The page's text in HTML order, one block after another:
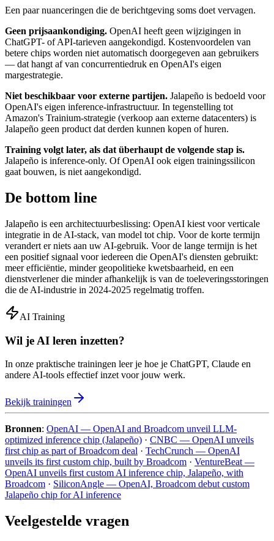
Een paar nuanceringen die de berichtgeving soms doet vervagen.
Geen prijsaankondiging. OpenAI heeft geen wijzigingen in
ChatGPT- of API-tarieven aangekondigd. Kostenvoordelen van
betere chips worden niet automatisch doorgegeven aan gebruikers
— dat hangt af van concurrentiedruk en OpenAI's eigen
margestrategie.
Niet beschikbaar voor externe partijen. Jalapeño is bedoeld voor
OpenAI's eigen inference-infrastructuur. In tegenstelling tot
Amazon's Trainium-strategie (verkoop aan externe datacenters) is
Jalapeño geen product dat derden kunnen kopen of huren.
Training volgt later, als dat überhaupt de volgende stap is.
Jalapeño is inference-only. Of OpenAI ook eigen trainingssilicon
gaat bouwen, is niet aangekondigd.
De bottom line
Jalapeño is een architectuurbeslissing: OpenAI kiest voor verticale
integratie in de AI-stack, van model tot chip. Voor de korte termijn
verandert er niets aan uw AI-gebruik. Voor de lange termijn is het
een positief signaal voor iedereen die OpenAI's diensten gebruikt:
meer efficiëntie, minder geopolitieke kwetsbaarheid, en een
dienstverlener die minder afhankelijk is van de toeleveringsstoringen
die de AI-industrie in 2024-2025 regelmatig troffen.
AI Training
Wil je AI leren inzetten?
In onze praktische trainingen leer je hoe je ChatGPT, Claude en
andere AI-tools effectief inzet voor jouw werk.
Bekijk trainingen
Bronnen: OpenAI — OpenAI and Broadcom unveil LLM-
optimized inference chip (Jalapeño) · CNBC — OpenAI unveils
first chip as part of Broadcom deal · TechCrunch — OpenAI
unveils its first custom chip, built by Broadcom · VentureBeat —
OpenAI unveils first custom AI inference chip, Jalapeño, with
Broadcom · SiliconAngle — OpenAI, Broadcom debut custom
Jalapeño chip for AI inference
Veelgestelde vragen